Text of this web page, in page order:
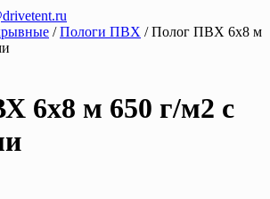
/Пологи ПВХ / Полог ПВХ 6х8 м
6х8 м 650 г/м2 с